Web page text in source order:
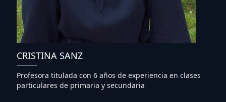
CRISTINA SANZ
Profesora titulada con 6 años de experiencia en clases
particulares de primaria y secundaria